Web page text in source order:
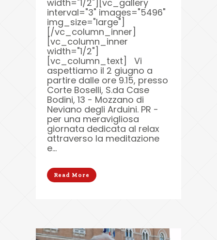
width="1/2"][vc_gallery
interval="3" images="5496"
img_size="large"]
[/vc_column_inner]
[vc_column_inner
width="1/2"]
[vc_column_text] Vi
aspettiamo il 2 giugno a
partire dalle ore 9.15, presso
Corte Boselli, S.da Case
Bodini, 13 - Mozzano di
Neviano degli Arduini. PR -
per una meravigliosa
giornata dedicata al relax
attraverso la meditazione
e...
Read More